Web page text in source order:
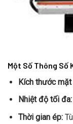
Một Số Thông Số
Kích thước mặt
Nhiệt độ tối đa:
Thời gian ép: